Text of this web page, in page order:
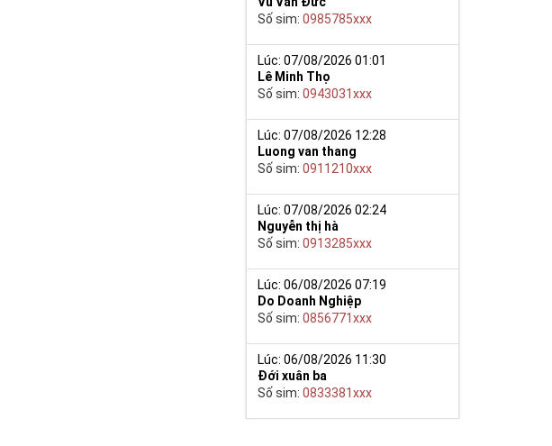
Số sim:0985785xxx
Lúc: 07/08/2026 01:01
Lê Minh Thọ
Số sim:0943031xxx
Lúc: 07/08/2026 12:28
Luong van thang
Số sim:0911210xxx
Lúc: 07/08/2026 02:24
Nguyễn thị hà
Số sim:0913285xxx
Lúc: 06/08/2026 07:19
Do Doanh Nghiệp
Số sim:0856771xxx
Lúc: 06/08/2026 11:30
Đới xuân ba
Số sim:0833381xxx